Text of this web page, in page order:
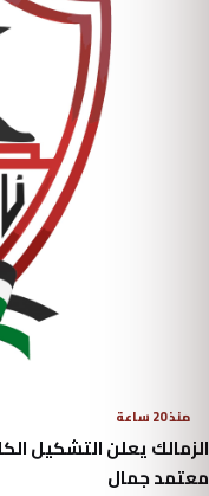
منذ 20 ساعة
الزمالك يعلن التشكيل
معتمد جمال